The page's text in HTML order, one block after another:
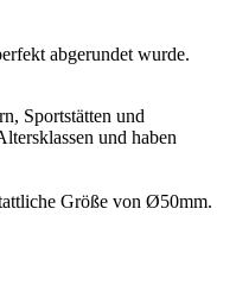
abgerundet wurde.
Sportstätten und
und haben
Größe von Ø50mm.